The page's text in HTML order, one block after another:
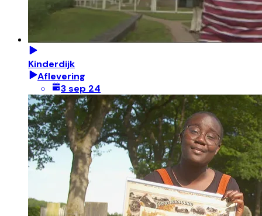
Kinderdijk
Aflevering
3 sep 24